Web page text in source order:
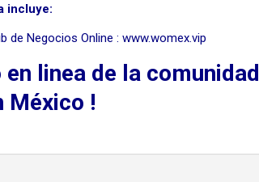
incluye:
de Negocios Online : www.womex.vip
linea de la comunidad
México !